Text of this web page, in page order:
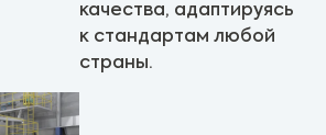
качества, адаптируясь
к стандартам любой
страны.